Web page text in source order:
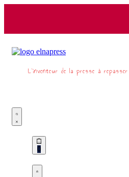
L’inventeur de la presse à repasser
0